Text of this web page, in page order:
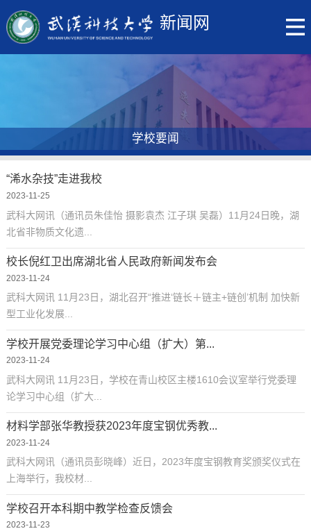
新闻网
学校要闻
“浠水杂技”走进我校
2023-11-25
武科大网讯（通讯员朱佳怡 摄影袁杰 江子琪 吴磊）11月24日晚，湖
北省非物质文化遗...
校长倪红卫出席湖北省人民政府新闻发布会
2023-11-24
武科大网讯 11月23日，湖北召开“推进‘链长＋链主+链创’机制 加快新
型工业化发展...
学校开展党委理论学习中心组（扩大）第...
2023-11-24
武科大网讯 11月23日，学校在青山校区主楼1610会议室举行党委理
论学习中心组（扩大...
材料学部张华教授获2023年度宝钢优秀教...
2023-11-24
武科大网讯（通讯员彭晓峰）近日，2023年度宝钢教育奖颁奖仪式在
上海举行，我校材...
学校召开本科期中教学检查反馈会
2023-11-23